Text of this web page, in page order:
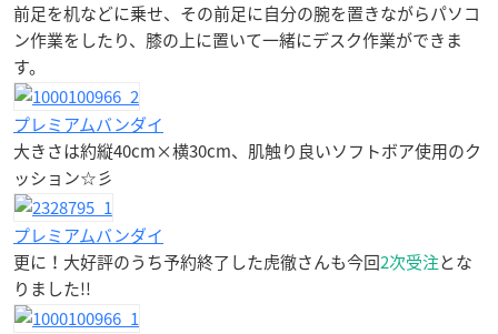
前足を机などに乗せ、その前足に自分の腕を置きながらパソコ
ン作業をしたり、膝の上に置いて一緒にデスク作業ができま
す。
プレミアムバンダイ
大きさは約縦40cm×横30cm、肌触り良いソフトボア使用のク
ッション☆彡
プレミアムバンダイ
更に！大好評のうち予約終了した虎徹さんも今回2次受注とな
りました!!